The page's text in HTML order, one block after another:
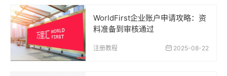
WorldFirst企业账户申请攻略：资
料准备到审核通过
注册教程 2025-08-22